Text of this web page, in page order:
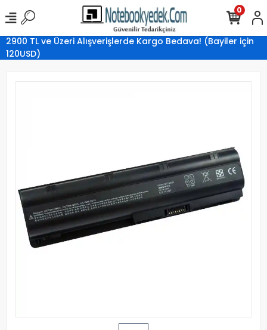
2900 TL ve Üzeri Alışverişlerde Kargo Bedava! (Bayiler için
120USD)
0